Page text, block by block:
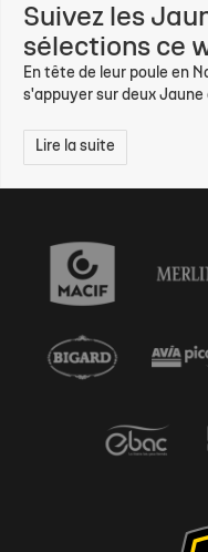
Suivez les
sélections ce
En tête de leur poule en
s'appuyer sur deux Jaune
Lire la suite